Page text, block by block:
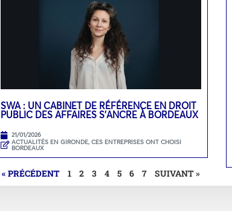
SWA : UN CABINET DE RÉFÉRENCE EN DROIT
PUBLIC DES AFFAIRES S’ANCRE À BORDEAUX
21/01/2026
ACTUALITÉS EN GIRONDE,CES ENTREPRISES ONT CHOISI
BORDEAUX
« PRÉCÉDENT 1 2 3 4 5 6 7 SUIVANT »